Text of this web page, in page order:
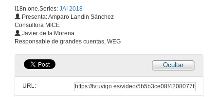
i18n.one.Series: JAI 2018
Presenta: Amparo Landin Sánchez
Consultora MICE
Javier de la Morena
Responsable de grandes cuentas, WEG
Ocultar
URL:
13 de mar. de 2018
Nova tecnoloxía OPC UA: SDK Servidor OPC-UA embebido de MatrikonPC
Intervención de Fabian Brener
13 de mar. de 2018